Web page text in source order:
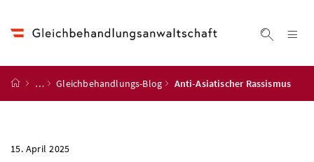
Startseite
… Gleichbehandlungs-Blog Anti-Asiatischer Rassismus
15. April 2025